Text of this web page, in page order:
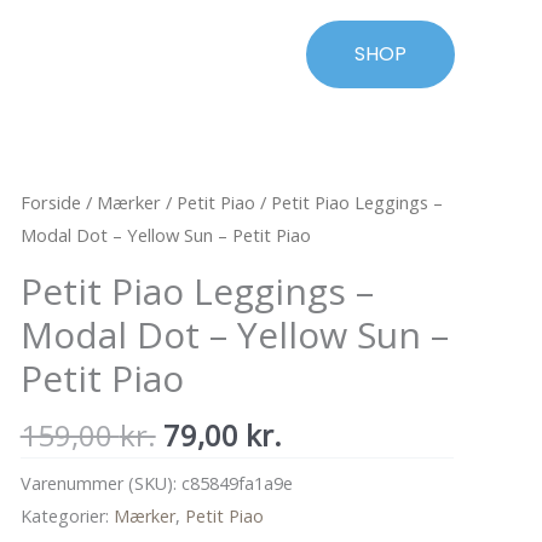
SHOP
Forside / Mærker/ Petit Piao / Petit Piao Leggings –
Modal Dot – Yellow Sun – Petit Piao
Petit Piao Leggings –
Modal Dot – Yellow Sun –
Petit Piao
159,00kr. Den
oprindelige
pris
var:
79,00 kr.Den
pris
Varenummer (SKU): c85849fa1a9e
Kategorier: Mærker, Petit Piao